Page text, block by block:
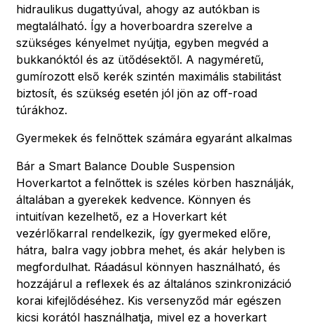
hidraulikus dugattyúval, ahogy az autókban is
megtalálható. Így a hoverboardra szerelve a
szükséges kényelmet nyújtja, egyben megvéd a
bukkanóktól és az ütődésektől. A nagyméretű,
gumírozott első kerék szintén maximális stabilitást
biztosít, és szükség esetén jól jön az off-road
túrákhoz.
Gyermekek és felnőttek számára egyaránt alkalmas
Bár a Smart Balance Double Suspension
Hoverkartot a felnőttek is széles körben használják,
általában a gyerekek kedvence. Könnyen és
intuitívan kezelhető, ez a Hoverkart két
vezérlőkarral rendelkezik, így gyermeked előre,
hátra, balra vagy jobbra mehet, és akár helyben is
megfordulhat. Ráadásul könnyen használható, és
hozzájárul a reflexek és az általános szinkronizáció
korai kifejlődéséhez. Kis versenyződ már egészen
kicsi korától használhatja, mivel ez a hoverkart